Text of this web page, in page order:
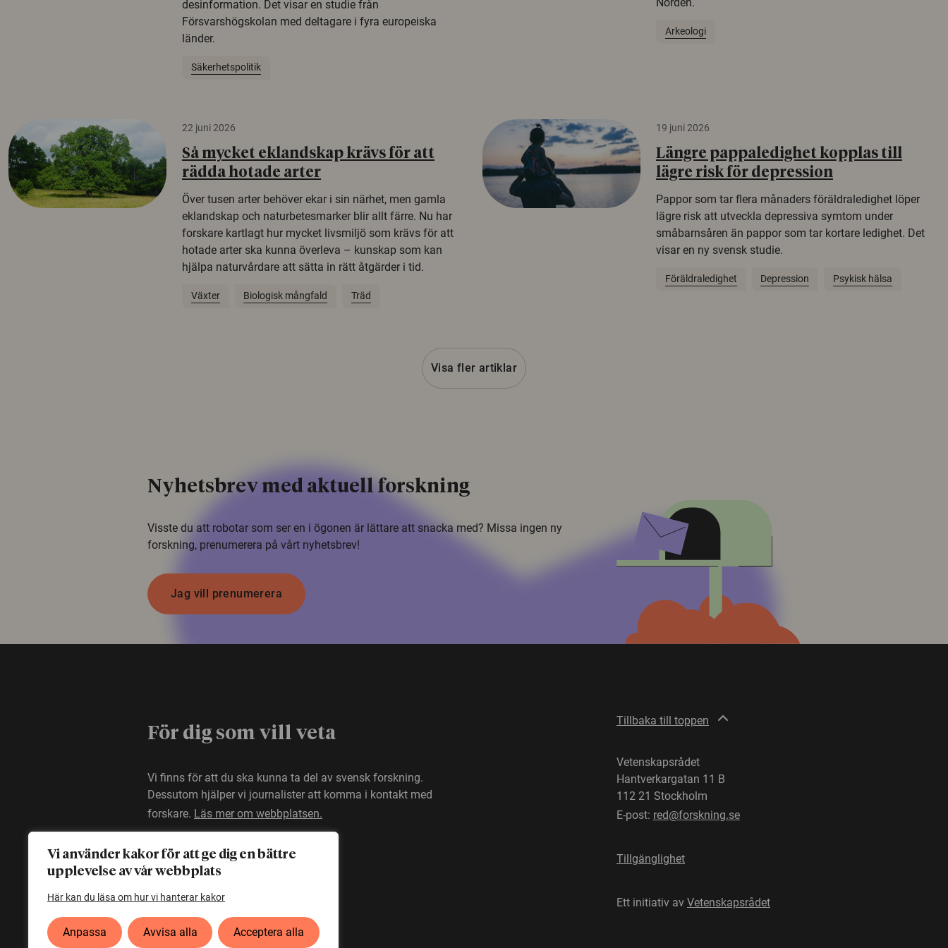
Vi använder kakor för att ge dig en bättre
upplevelse av vår webbplats
Här kan du läsa om hur vi hanterar kakor
Anpassa Avvisa alla Acceptera alla
desinformation. Det visar en studie från
Försvarshögskolan med deltagare i fyra europeiska
länder.
Säkerhetspolitik
Arkeologi
22 juni 2026
Så mycket eklandskap krävs för att
rädda hotade arter
Över tusen arter behöver ekar i sin närhet, men gamla
eklandskap och naturbetesmarker blir allt färre. Nu har
forskare kartlagt hur mycket livsmiljö som krävs för att
hotade arter ska kunna överleva – kunskap som kan
hjälpa naturvårdare att sätta in rätt åtgärder i tid.
Växter Biologisk mångfald Träd
19 juni 2026
Längre pappaledighet kopplas till
lägre risk för depression
Pappor som tar flera månaders föräldraledighet löper
lägre risk att utveckla depressiva symtom under
småbarnsåren än pappor som tar kortare ledighet. Det
visar en ny svensk studie.
Föräldraledighet Depression Psykisk hälsa
Visa fler artiklar
Nyhetsbrev med aktuell forskning
Visste du att robotar som ser en i ögonen är lättare att snacka med? Missa ingen ny
forskning, prenumerera på vårt nyhetsbrev!
Jag vill prenumerera
För dig som vill veta
Vi finns för att du ska kunna ta del av svensk forskning.
Dessutom hjälper vi journalister att komma i kontakt med
forskare. Läs mer om webbplatsen.
Tillbaka till toppen
Vetenskapsrådet
Hantverkargatan 11 B
112 21 Stockholm
E-post: red@forskning.se
Tillgänglighet
Ett initiativ av Vetenskapsrådet